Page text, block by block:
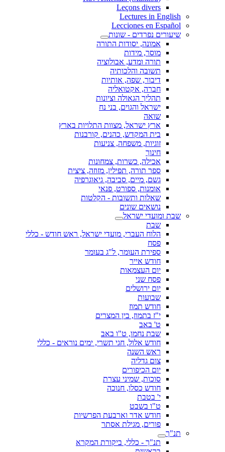
Leçons divers
Lectures in English
Lecciones en Español
שיעורים נפרדים - שונות
אמונה, יסודות התורה
מוסר, מידות
תורה ומדע, אבולוציה
תשובה והלכותיה
דיבור, שפה, אותיות
חברה, אקטואליה
תהליך הגאולה וציונות
ישראל והגוים, בני נח
שואה
ארץ ישראל, מצוות התלויות בארץ
בית המקדש, כהנים, קורבנות
זוגיות, משפחה, צניעות
חינוך
אכילה, כשרות, צמחונות
ספר תורה, תפילין, מזוזה, ציצית
גשם, מיים, סביבה, גיאוגרפיה
אומנות, ספורט, פנאי
שאלות ותשובות - הקלטות
נושאים שונים
שבת ומועדי ישראל
שבת
הלוח העברי, מועדי ישראל, ראש חודש - כללי
פסח
ספירת העומר, ל"ג בעומר
חודש אייר
יום העצמאות
פסח שני
יום ירושלים
שבועות
חודש תמוז
י"ז בתמוז, בין המצרים
ט' באב
שבת נחמו, ט"ו באב
חודש אלול, חגי תשרי, ימים נוראים - כללי
ראש השנה
צום גדליה
יום הכיפורים
סוכות, שמיני עצרת
חודש כסלו, חנוכה
י' בטבת
ט"ו בשבט
חודש אדר וארבעת הפרשיות
פורים, מגילת אסתר
תנ"ך
תנ"ך - כללי, ביקורת המקרא